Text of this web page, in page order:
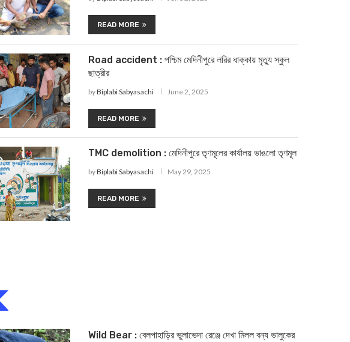
READ MORE
Road accident : পশ্চিম মেদিনীপুরে লরির ধাক্কায় মৃত্যু স্কুল
ছাত্রীর
byBiplabi Sabyasachi June 2, 2025
READ MORE
TMC demolition : মেদিনীপুরে তৃণমূলের কার্যালয় ভাঙলো তৃণমূল
byBiplabi Sabyasachi May 29, 2025
READ MORE
Wild Bear : বেলপাহাড়ির ভুলাভেদা রেঞ্জে দেখা মিলল বন্য ভালুকের